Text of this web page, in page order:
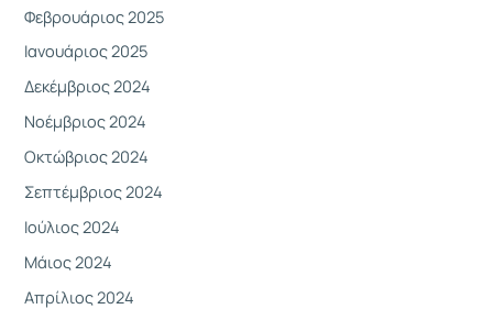
Φεβρουάριος 2025
Ιανουάριος 2025
Δεκέμβριος 2024
Νοέμβριος 2024
Οκτώβριος 2024
Σεπτέμβριος 2024
Ιούλιος 2024
Μάιος 2024
Απρίλιος 2024